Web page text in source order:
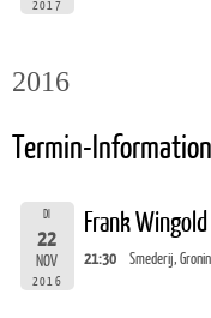
2017
2016
Termin-
DI
22
NOV
2016
Frank
21:30 Smederij,